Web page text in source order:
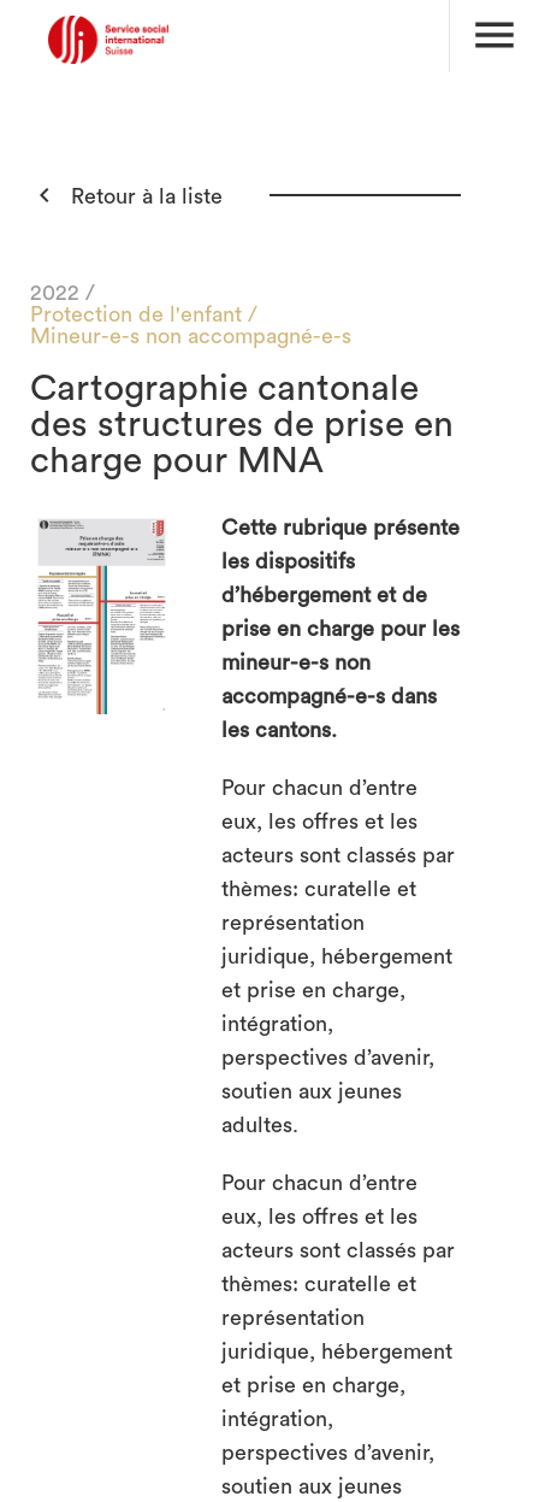
menu
search
 Retour à la liste
2022 /
Protection de l'enfant /
Mineur-e-s non accompagné-e-s
Cartographie cantonale
des structures de prise en
charge pour MNA
Cette rubrique présente
les dispositifs
d’hébergement et de
prise en charge pour les
mineur-e-s non
accompagné-e-s dans
les cantons.
Pour chacun d’entre
eux, les offres et les
acteurs sont classés par
thèmes: curatelle et
représentation
juridique, hébergement
et prise en charge,
intégration,
perspectives d’avenir,
soutien aux jeunes
adultes.
Pour chacun d’entre
eux, les offres et les
acteurs sont classés par
thèmes: curatelle et
représentation
juridique, hébergement
et prise en charge,
intégration,
perspectives d’avenir,
soutien aux jeunes